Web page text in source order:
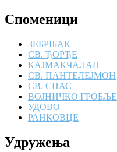
Споменици
ЗЕБРЊАК
СВ. ЂОРЂЕ
КАЈМАКЧАЛАН
СВ. ПАНТЕЛЕЈМОН
СВ. СПАС
ВОЈНИЧКО ГРОБЉЕ
УДОВО
РАНКОВЦЕ
Удружења